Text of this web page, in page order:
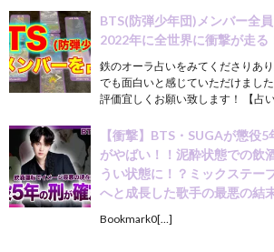
BTS(防弾少年団)メンバー全
2022年に全世界に衝撃が走る
鉄のオーラ占いをみてくださりあ
でも面白いと感じていただけまし
評価宜しくお願い致します！ 【占
【衝撃】BTS・SUGAが懲役
がやばい！！泥酔状態での飲
うい状態に！？ミックステー
へと成長した歌手の最悪の結
Bookmark0[…]